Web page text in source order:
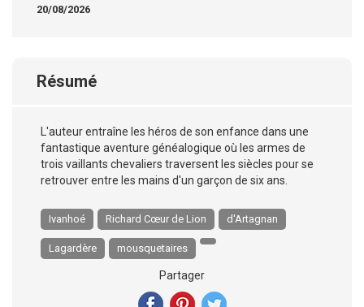
20/08/2026
Résumé
L'auteur entraîne les héros de son enfance dans une
fantastique aventure généalogique où les armes de
trois vaillants chevaliers traversent les siècles pour se
retrouver entre les mains d'un garçon de six ans.
Ivanhoé Richard Cœur de Lion d'Artagnan
Lagardère mousquetaires
Partager